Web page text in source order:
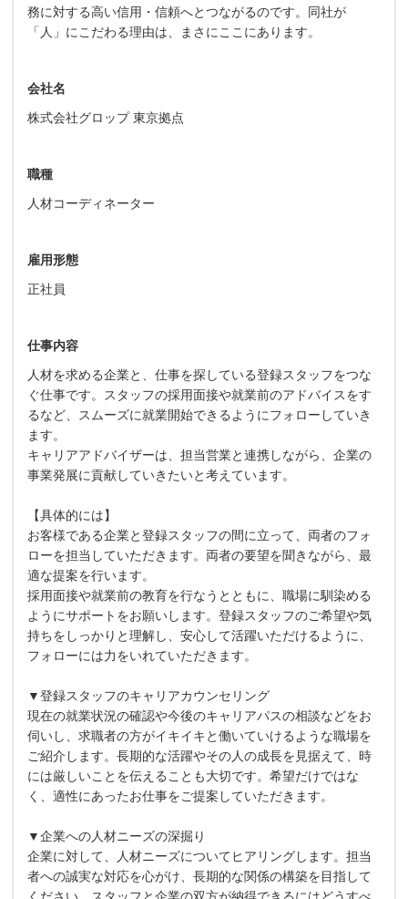
務に対する⾼い信⽤・信頼へとつながるのです。同社が
「⼈」にこだわる理由は、まさにここにあります。
会社名
株式会社グロップ 東京拠点
職種
人材コーディネーター
雇用形態
正社員
仕事内容
⼈材を求める企業と、仕事を探している登録スタッフをつな
ぐ仕事です。スタッフの採⽤⾯接や就業前のアドバイスをす
るなど、スムーズに就業開始できるようにフォローしていき
ます。
キャリアアドバイザーは、担当営業と連携しながら、企業の
事業発展に貢献していきたいと考えています。
【具体的には】
お客様である企業と登録スタッフの間に⽴って、両者のフォ
ローを担当していただきます。両者の要望を聞きながら、最
適な提案を⾏います。
採⽤⾯接や就業前の教育を⾏なうとともに、職場に馴染める
ようにサポートをお願いします。登録スタッフのご希望や気
持ちをしっかりと理解し、安⼼して活躍いただけるように、
フォローには⼒をいれていただきます。
▼登録スタッフのキャリアカウンセリング
現在の就業状況の確認や今後のキャリアパスの相談などをお
伺いし、求職者の⽅がイキイキと働いていけるような職場を
ご紹介します。⻑期的な活躍やその⼈の成⻑を⾒据えて、時
には厳しいことを伝えることも⼤切です。希望だけではな
く、適性にあったお仕事をご提案していただきます。
▼企業への⼈材ニーズの深掘り
企業に対して、⼈材ニーズについてヒアリングします。担当
者への誠実な対応を⼼がけ、⻑期的な関係の構築を⽬指して
ください。スタッフと企業の双⽅が納得できるにはどうすべ